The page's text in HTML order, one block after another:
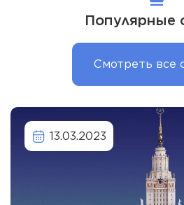
Популярные
Смотреть все
13.03.2023